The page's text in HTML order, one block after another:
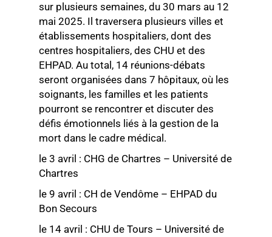
sur plusieurs semaines, du 30 mars au 12
mai 2025. Il traversera plusieurs villes et
établissements hospitaliers, dont des
centres hospitaliers, des CHU et des
EHPAD. Au total, 14 réunions-débats
seront organisées dans 7 hôpitaux, où les
soignants, les familles et les patients
pourront se rencontrer et discuter des
défis émotionnels liés à la gestion de la
mort dans le cadre médical.
le 3 avril : CHG de Chartres – Université de
Chartres
le 9 avril : CH de Vendôme – EHPAD du
Bon Secours
le 14 avril : CHU de Tours – Université de